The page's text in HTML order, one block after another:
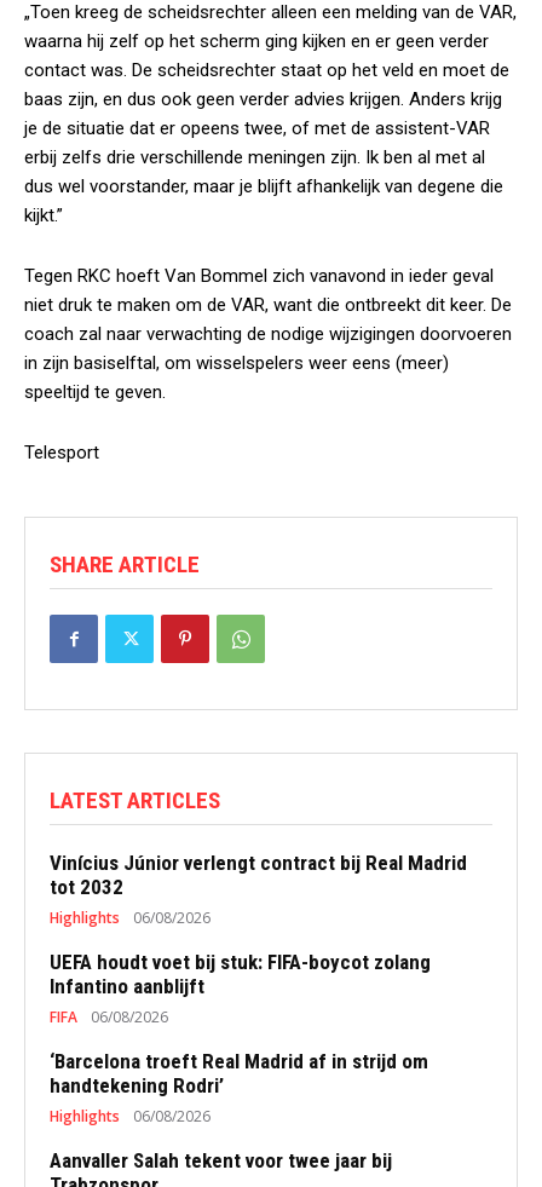
„Toen kreeg de scheidsrechter alleen een melding van de VAR,
waarna hij zelf op het scherm ging kijken en er geen verder
contact was. De scheidsrechter staat op het veld en moet de
baas zijn, en dus ook geen verder advies krijgen. Anders krijg
je de situatie dat er opeens twee, of met de assistent-VAR
erbij zelfs drie verschillende meningen zijn. Ik ben al met al
dus wel voorstander, maar je blijft afhankelijk van degene die
kijkt.”
Tegen RKC hoeft Van Bommel zich vanavond in ieder geval
niet druk te maken om de VAR, want die ontbreekt dit keer. De
coach zal naar verwachting de nodige wijzigingen doorvoeren
in zijn basiselftal, om wisselspelers weer eens (meer)
speeltijd te geven.
Telesport
SHARE ARTICLE
LATEST ARTICLES
Vinícius Júnior verlengt contract bij Real Madrid
tot 2032
Highlights 06/08/2026
UEFA houdt voet bij stuk: FIFA-boycot zolang
Infantino aanblijft
FIFA 06/08/2026
‘Barcelona troeft Real Madrid af in strijd om
handtekening Rodri’
Highlights 06/08/2026
Aanvaller Salah tekent voor twee jaar bij